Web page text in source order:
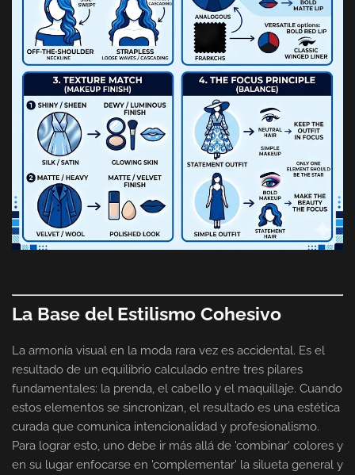
La Base del Estilismo Cohesivo
La armonía visual en la moda rara vez es accidental. Es el
resultado de un equilibrio calculado entre tres pilares
fundamentales: la prenda, el cabello y el maquillaje. Cuando
estos elementos se sincronizan, el resultado es una estética
curada que comunica intencionalidad y profesionalismo.
Para lograr esto, uno debe ir más allá de 'combinar' colores y
en su lugar enfocarse en 'complementar' la silueta general y